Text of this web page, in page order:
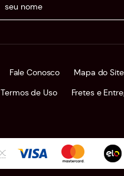
Fale Conosco Mapa do Site
Termos de Uso
Fretes e